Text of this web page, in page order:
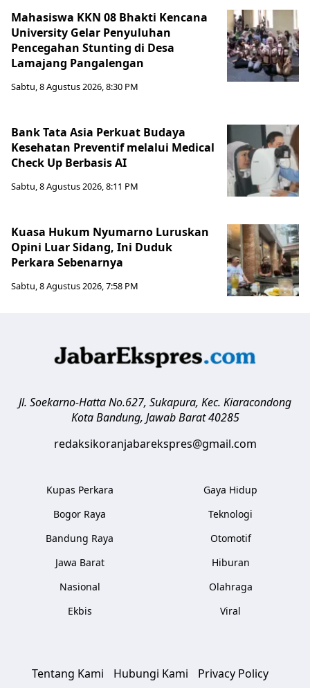
Mahasiswa KKN 08 Bhakti Kencana
University Gelar Penyuluhan
Pencegahan Stunting di Desa
Lamajang Pangalengan
Sabtu, 8 Agustus 2026, 8:30 PM
Bank Tata Asia Perkuat Budaya
Kesehatan Preventif melalui Medical
Check Up Berbasis AI
Sabtu, 8 Agustus 2026, 8:11 PM
Kuasa Hukum Nyumarno Luruskan
Opini Luar Sidang, Ini Duduk
Perkara Sebenarnya ​
Sabtu, 8 Agustus 2026, 7:58 PM
Jl. Soekarno-Hatta No.627, Sukapura, Kec. Kiaracondong
Kota Bandung, Jawab Barat 40285
redaksikoranjabarekspres@gmail.com
Kupas Perkara
Bogor Raya
Bandung Raya
Jawa Barat
Nasional
Ekbis
Gaya Hidup
Teknologi
Otomotif
Hiburan
Olahraga
Viral
Tentang Kami Hubungi Kami Privacy Policy